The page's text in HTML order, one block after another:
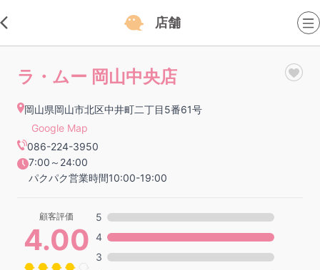
店舗
ラ・ムー 岡山中央店
岡山県岡山市北区中井町二丁目5番61号
Google Map
086-224-3950
7:00～24:00
パクパク営業時間10:00-19:00
顧客評価
4.00
5
4
3